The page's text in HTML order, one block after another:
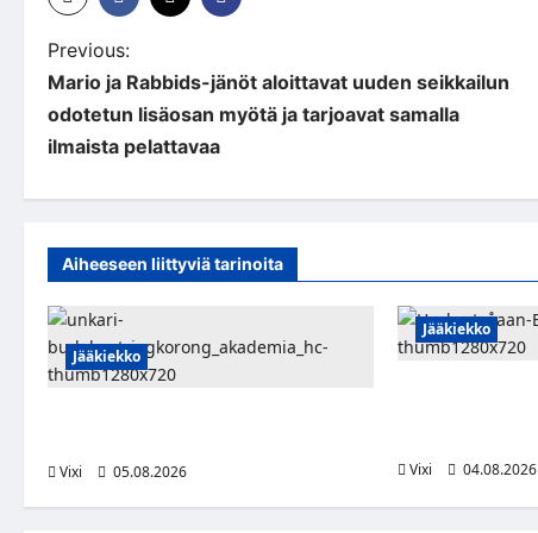
P
o
s
a
v
i
t
Previous:
Mario ja Rabbids-jänöt aloittavat uuden seikkailun
odotetun lisäosan myötä ja tarjoavat samalla
ilmaista pelattavaa
Aiheeseen liittyviä tarinoita
Jääkiekko
Vixi
05.08.2026
Jääkiekko
Vixi
04.08.2026